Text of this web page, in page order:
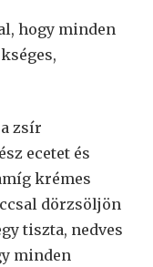
hogy minden
zsír
ecetet és
krémes
dörzsöljön
tiszta, nedves
minden